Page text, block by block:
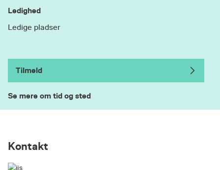
Ledighed
Ledige pladser
Tilmeld
Se mere om tid og sted
Kontakt